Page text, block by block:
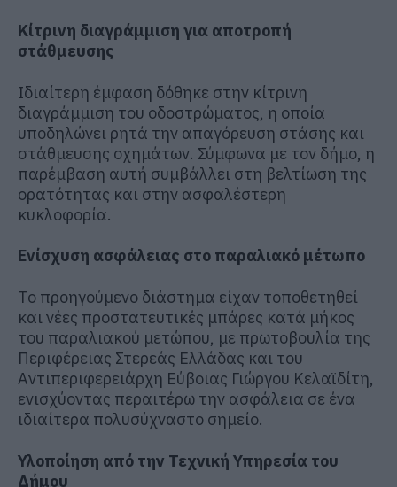
Κίτρινη διαγράμμιση για αποτροπή
στάθμευσης
Ιδιαίτερη έμφαση δόθηκε στην κίτρινη
διαγράμμιση του οδοστρώματος, η οποία
υποδηλώνει ρητά την απαγόρευση στάσης και
στάθμευσης οχημάτων. Σύμφωνα με τον δήμο, η
παρέμβαση αυτή συμβάλλει στη βελτίωση της
ορατότητας και στην ασφαλέστερη
κυκλοφορία.
Ενίσχυση ασφάλειας στο παραλιακό μέτωπο
Το προηγούμενο διάστημα είχαν τοποθετηθεί
και νέες προστατευτικές μπάρες κατά μήκος
του παραλιακού μετώπου, με πρωτοβουλία της
Περιφέρειας Στερεάς Ελλάδας και του
Αντιπεριφερειάρχη Εύβοιας Γιώργου Κελαϊδίτη,
ενισχύοντας περαιτέρω την ασφάλεια σε ένα
ιδιαίτερα πολυσύχναστο σημείο.
Υλοποίηση από την Τεχνική Υπηρεσία του
Δήμου